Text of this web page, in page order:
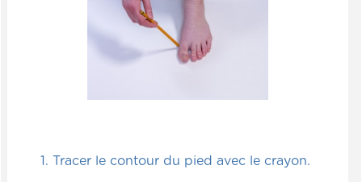
Tracer le contour du pied avec le crayon.